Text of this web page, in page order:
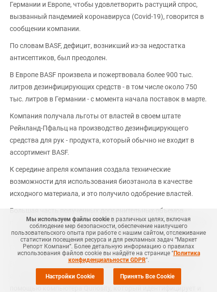
Германии и Европе, чтобы удовлетворить растущий спрос,
вызванный пандемией коронавируса (Covid-19), говорится в
сообщении компании.
По словам BASF, дефицит, возникший из-за недостатка
антисептиков, был преодолен.
В Европе BASF произвела и пожертвовала более 900 тыс.
литров дезинфицирующих средств - в том числе около 750
тыс. литров в Германии - с момента начала поставок в марте.
Компания получала льготы от властей в своем штате
Рейнланд-Пфальц на производство дезинфицирующего
средства для рук - продукта, который обычно не входит в
ассортимент BASF.
К середине апреля компания создала технические
возможности для использования биоэтанола в качестве
исходного материала, и это получило одобрение властей.
Большая часть полученных дополнительных объемов
производства была затем бесплатно распространена по всей
Германии через онлайн-платформу, созданную немецкой
группой химической промышленности VCI.
участвуетв исследованиях касательно поиска
активных ингредиентов против вируса, в частности, с
Мы используем файлы cookie в различных целях, включая
соблюдение мер безопасности, обеспечение наилучшего
пользовательского опыта при работе с нашим сайтом, отслеживание
статистики посещения ресурса и для рекламных задач “Маркет
Репорт Компани”. Более детальную информацию о правилах
использования файлов cookie вы найдёте на странице "Политика
конфиденциальности GDPR".
Настройки Cookie Принять Все Cookie